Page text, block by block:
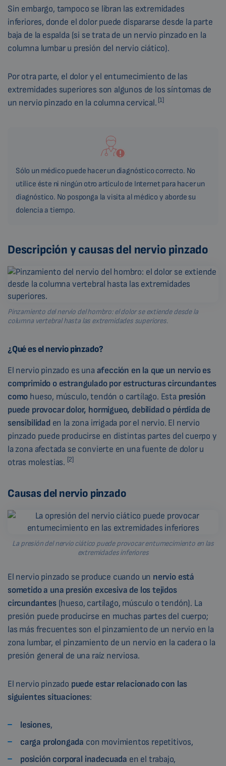
Sin embargo, tampoco se libran las extremidades
inferiores, donde el dolor puede dispararse desde la parte
baja de la espalda (si se trata de un nervio pinzado en la
columna lumbar u presión del nervio ciático).
Por otra parte, el dolor y el entumecimiento de las
extremidades superiores son algunos de los síntomas de
un nervio pinzado en la columna cervical. [1]
Sólo un médico puede hacer un diagnóstico correcto. No
utilice éste ni ningún otro artículo de Internet para hacer un
diagnóstico. No posponga la visita al médico y aborde su
dolencia a tiempo.
Descripción y causas del nervio pinzado
Pinzamiento del nervio del hombro: el dolor se extiende desde la
columna vertebral hasta las extremidades superiores.
¿Qué es el nervio pinzado?
El nervio pinzado es unaafección en la que un nervio es
comprimido o estrangulado por estructuras circundantes
como hueso, músculo, tendón o cartílago. Esta presión
puede provocar dolor, hormigueo, debilidad o pérdida de
sensibilidaden la zona irrigada por el nervio. El nervio
pinzado puede producirse en distintas partes del cuerpo y
la zona afectada se convierte en una fuente de dolor u
otras molestias. [2]
Causas del nervio pinzado
La presión del nervio ciático puede provocar entumecimiento en las
extremidades inferiores
El nervio pinzado se produce cuando un nervio está
sometido a una presión excesiva de los tejidos
circundantes(hueso, cartílago, músculo o tendón). La
presión puede producirse en muchas partes del cuerpo;
las más frecuentes son el pinzamiento de un nervio en la
zona lumbar, el pinzamiento de un nervio en la cadera o la
presión general de una raíz nerviosa.
El nervio pinzado puede estar relacionado con las
siguientes situaciones:
lesiones,
carga prolongada con movimientos repetitivos,
posición corporal inadecuada en el trabajo,